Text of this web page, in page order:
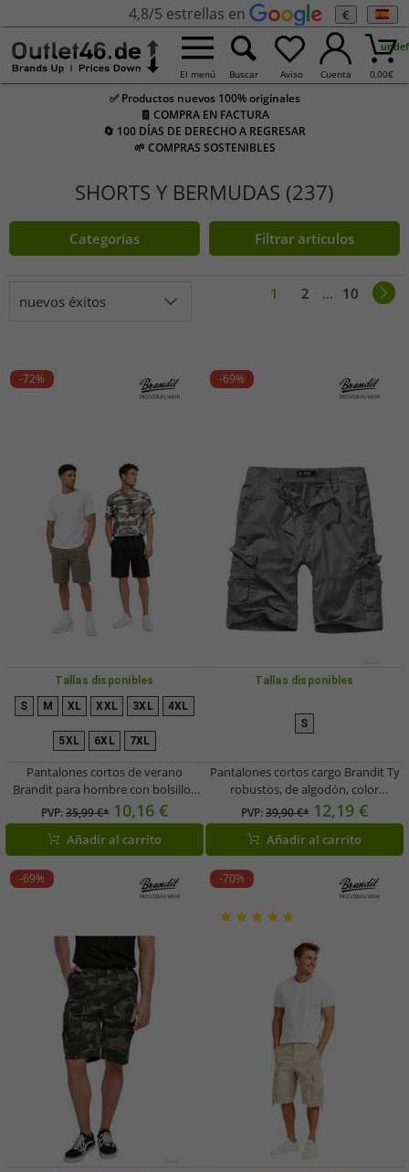
4,8/5 estrellas en €
El menú Buscar Aviso Cuenta 0,00€
✅ Productos nuevos 100% originales
🧾 COMPRA EN FACTURA
🔄 100 DÍAS DE DERECHO A REGRESAR
🌱 COMPRAS SOSTENIBLES
SHORTS Y BERMUDAS (237)
Categorías Filtrar artículos
nuevos éxitos 1 2 ... 10
-72%
Tallas disponibles
S M XL XXL 3XL 4XL
5XL 6XL 7XL
Pantalones cortos de verano
Brandit para hombre con bolsillos
cargo, de algodón, BD2019, en color
caqui o negro
PVP:35,99 €* 10,16 €
Añadir al carrito
-69%
Tallas disponibles
S
Pantalones cortos cargo Brandit Ty
robustos, de algodón, color
antracita.
PVP:39,90 €* 12,19 €
Añadir al carrito
-69% -70%